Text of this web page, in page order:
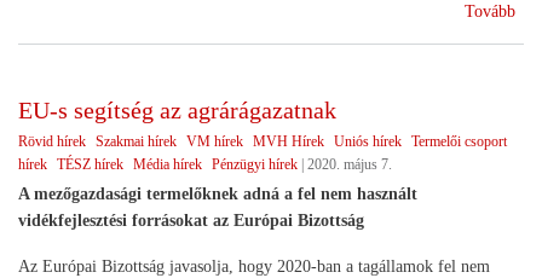
Tovább
EU-s segítség az agrárágazatnak
Rövid hírek Szakmai hírek VM hírek MVH Hírek Uniós hírek Termelői csoport
hírek TÉSZ hírek Média hírek Pénzügyi hírek | 2020. május 7.
A mezőgazdasági termelőknek adná a fel nem használt
vidékfejlesztési forrásokat az Európai Bizottság
Az Európai Bizottság javasolja, hogy 2020-ban a tagállamok fel nem